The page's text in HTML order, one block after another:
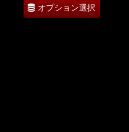
オプション選択